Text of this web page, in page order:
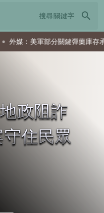
search
美軍部分關鍵彈藥庫存承壓 戰
政阻詐
住民眾